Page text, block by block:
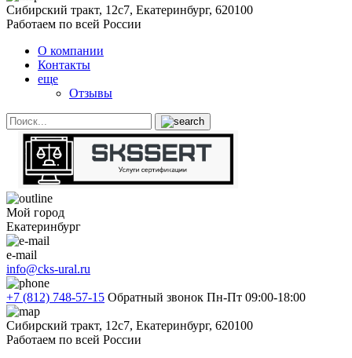
Сибирский тракт, 12с7, Екатеринбург, 620100
Работаем по всей России
О компании
Контакты
еще
Отзывы
Мой город
Екатеринбург
e-mail
info@cks-ural.ru
+7 (812) 748-57-15 Обратный звонок Пн-Пт 09:00-18:00
Сибирский тракт, 12с7, Екатеринбург, 620100
Работаем по всей России